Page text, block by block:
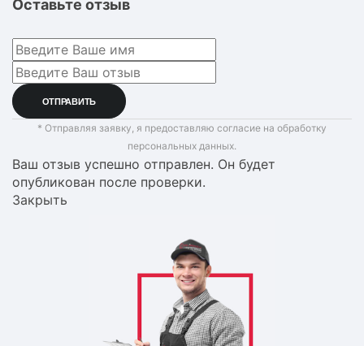
Оставьте отзыв
* Отправляя заявку, я предоставляю согласие на обработку
персональных данных.
Ваш отзыв успешно отправлен. Он будет
опубликован после проверки.
Закрыть